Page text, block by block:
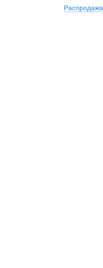
Распродажа